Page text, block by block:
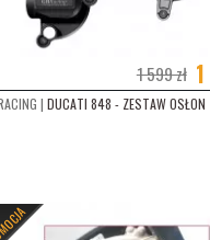
1 599 zł
| DUCATI 848 - ZESTAW OSŁON